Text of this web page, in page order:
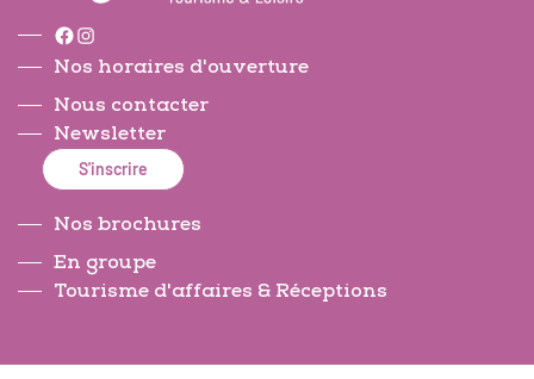
Facebook
Instagram
Nos horaires d'ouverture
Nous contacter
Newsletter
S'inscrire
Nos brochures
En groupe
Tourisme d'affaires & Réceptions